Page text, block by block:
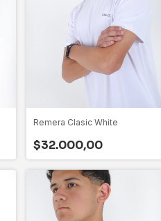
Remera Clasic White
$32.000,00